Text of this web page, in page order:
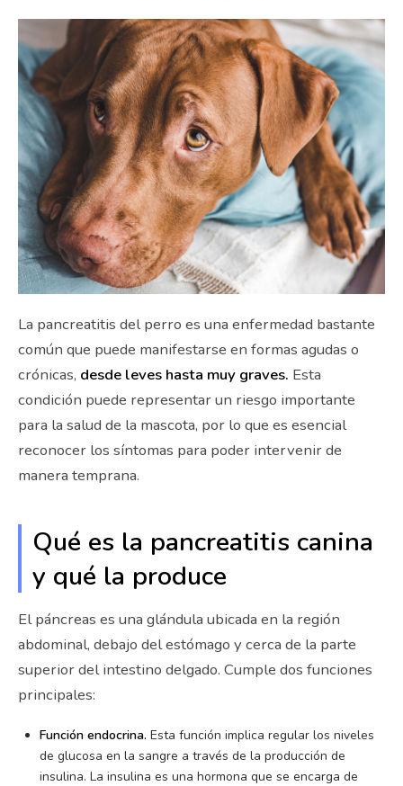
La pancreatitis del perro es una enfermedad bastante
común que puede manifestarse en formas agudas o
crónicas, desde leves hasta muy graves. Esta
condición puede representar un riesgo importante
para la salud de la mascota, por lo que es esencial
reconocer los síntomas para poder intervenir de
manera temprana.
Qué es la pancreatitis canina
y qué la produce
El páncreas es una glándula ubicada en la región
abdominal, debajo del estómago y cerca de la parte
superior del intestino delgado. Cumple dos funciones
principales:
Función endocrina. Esta función implica regular los niveles
de glucosa en la sangre a través de la producción de
insulina. La insulina es una hormona que se encarga de